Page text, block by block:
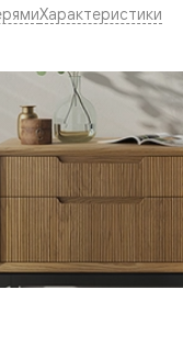
Характеристики